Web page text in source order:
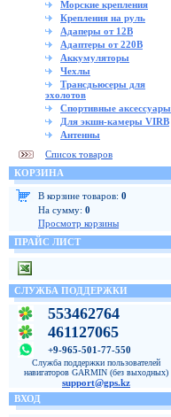
Морские крепления
Крепления на руль
Адаперы от 12В
Адаптеры от 220В
Аккумуляторы
Чехлы
Трансдьюсеры для
эхолотов
Спортивные аксессуары
Для экшн-камеры VIRB
Антенны
Список товаров
КОРЗИНА
В корзине товаров: 0
На сумму: 0
Просмотр корзины
ПРАЙС ЛИСТ
СЛУЖБА ПОДДЕРЖКИ
553462764
461127065
+9-965-501-77-550
Служба поддержки пользователей
навигаторов GARMIN (без выходных)
support@gps.kz
ВХОД